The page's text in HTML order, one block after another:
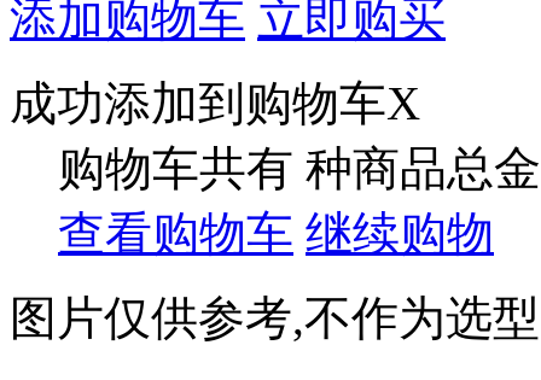
添加购物车 立即购买
成功添加到购物车X
购物车共有 种商品总
查看购物车 继续购物
图片仅供参考,不作为选